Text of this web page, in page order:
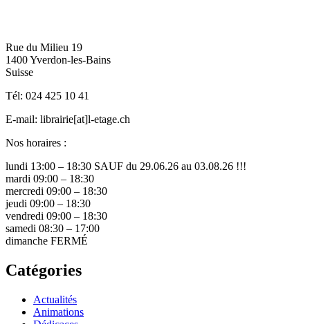
Rue du Milieu 19
1400 Yverdon-les-Bains
Suisse
Tél: 024 425 10 41
E-mail: librairie[at]l-etage.ch
Nos horaires :
lundi 13:00 – 18:30 SAUF du 29.06.26 au 03.08.26 !!!
mardi 09:00 – 18:30
mercredi 09:00 – 18:30
jeudi 09:00 – 18:30
vendredi 09:00 – 18:30
samedi 08:30 – 17:00
dimanche FERMÉ
Catégories
Actualités
Animations